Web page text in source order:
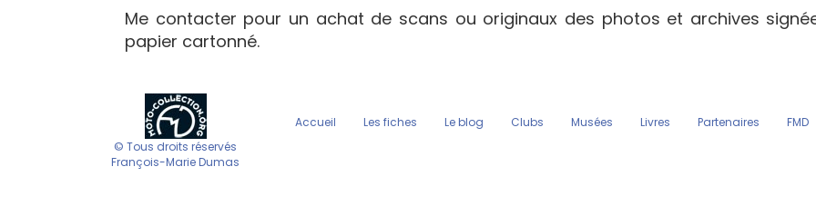
Me contacter pour un achat de scans ou originaux des photos et archives
papier cartonné.
© Tous droits réservés
François-Marie Dumas
Accueil Les fiches Le blog Clubs Musées Livres Partenaires FMD